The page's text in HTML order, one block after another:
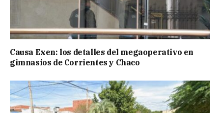
Causa Exen: los detalles del megaoperativo en
gimnasios de Corrientes y Chaco